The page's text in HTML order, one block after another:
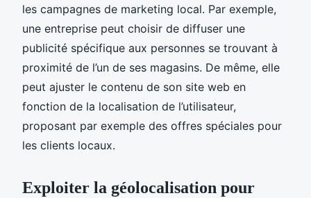
les campagnes de marketing local. Par exemple,
une entreprise peut choisir de diffuser une
publicité spécifique aux personnes se trouvant à
proximité de l’un de ses magasins. De même, elle
peut ajuster le contenu de son site web en
fonction de la localisation de l’utilisateur,
proposant par exemple des offres spéciales pour
les clients locaux.
Exploiter la géolocalisation pour